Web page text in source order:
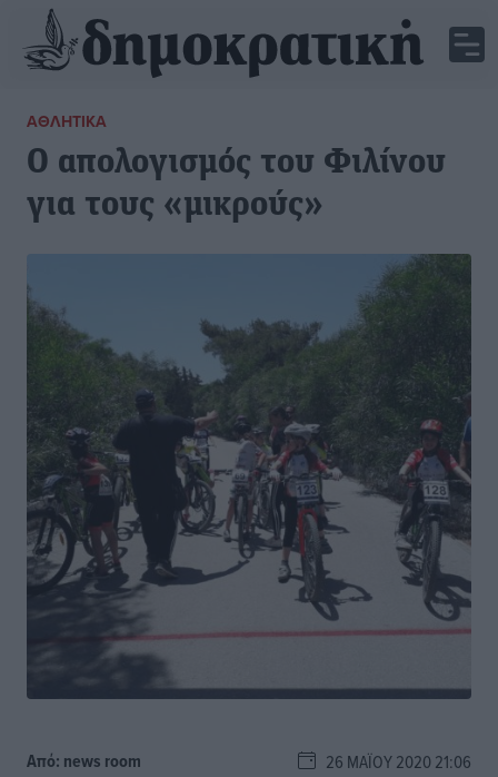
ΑΘΛΗΤΙΚΆ
Ο απολογισμός του Φιλίνου
για τους «μικρούς»
Από: news room 26 ΜΑΪ́ΟΥ 2020 21:06